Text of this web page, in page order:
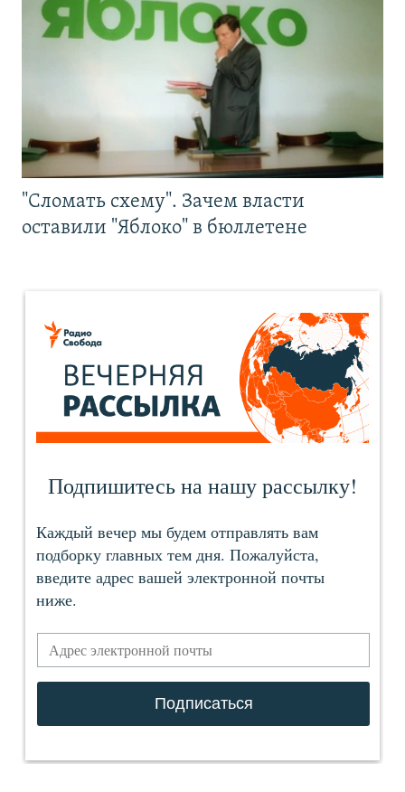
"Сломать схему". Зачем власти
оставили "Яблоко" в бюллетене